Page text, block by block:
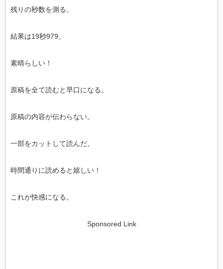
残りの秒数を測る。
結果は19秒979。
素晴らしい！
原稿を全て読むと早口になる。
原稿の内容が伝わらない。
一部をカットして読んだ。
時間通りに読めると嬉しい！
これが快感になる。
Sponsored Link